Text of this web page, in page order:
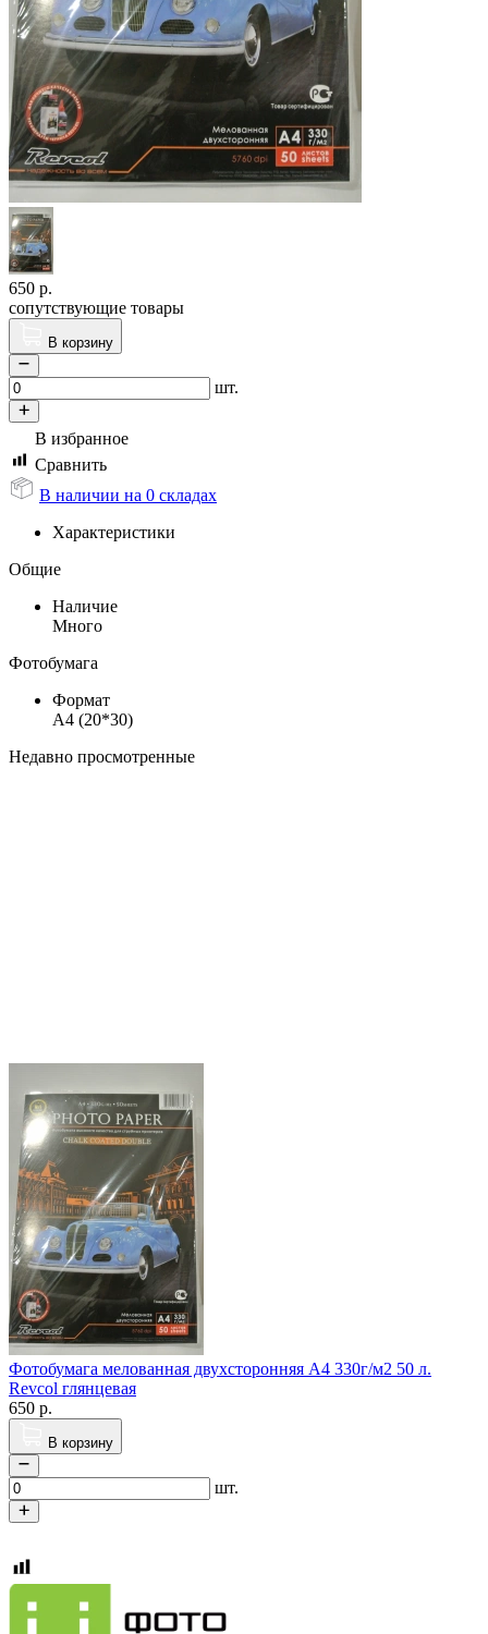
650 р.
сопутствующие товары
В корзину
шт.
В избранное
Сравнить
В наличии на 0 складах
Характеристики
Общие
Наличие
Много
Фотобумага
Формат
А4 (20*30)
Недавно просмотренные
Фотобумага мелованная двухсторонняя A4 330г/м2 50 л.
Revcol глянцевая
650 р.
В корзину
шт.